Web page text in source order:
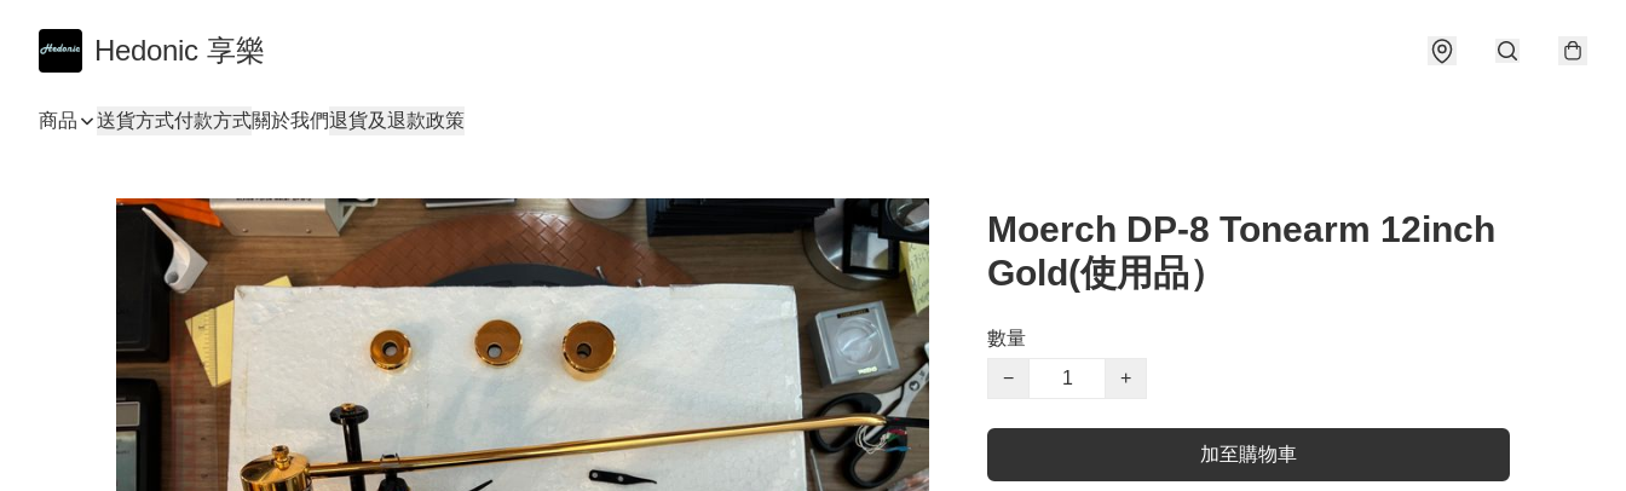
Hedonic 享樂
商品 送貨方式付款方式關於我們退貨及退款政策
Moerch DP-8 Tonearm 12inch
Gold(使用品）
數量
−
+
加至購物車